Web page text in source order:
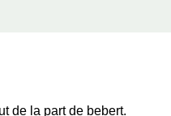
de la part de bebert.